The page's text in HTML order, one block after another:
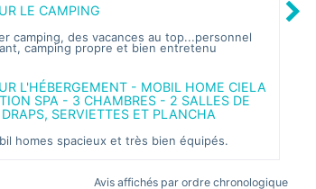
LE CAMPING
camping, des vacances au top...personnel
camping propre et bien entretenu
L'HÉBERGEMENT - MOBIL HOME CIELA
SPA - 3 CHAMBRES - 2 SALLES DE
SERVIETTES ET PLANCHA
homes spacieux et très bien équipés.
Next
Avis affichés par ordre chronologique